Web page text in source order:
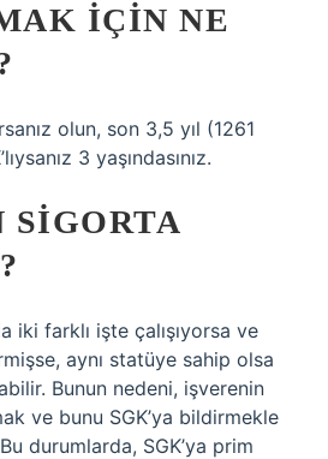
IÇIN NE
olun, son 3,5 yıl (1261
3 yaşındasınız.
SIGORTA
iki farklı işte çalışıyorsa ve
aynı statüye sahip olsa
Bunun nedeni, işverenin
ve bunu SGK’ya bildirmekle
durumlarda, SGK’ya prim